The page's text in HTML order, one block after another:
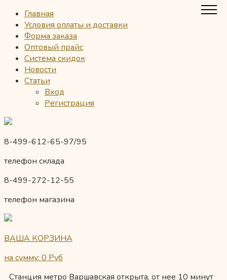
Главная
Условия оплаты и доставки
Форма заказа
Оптовый прайс
Система скидок
Новости
Статьи
Вход
Регистрация
8-499-612-65-97/95
телефон склада
8-499-272-12-55
телефон магазина
ВАША КОРЗИНА
на сумму: 0 Руб
Станция метро Варшавская открыта, от нее 10 минут